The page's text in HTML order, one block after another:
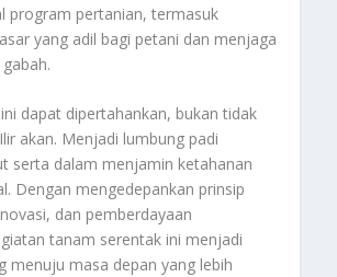
program pertanian, termasuk
yang adil bagi petani dan menjaga
dapat dipertahankan, bukan tidak
akan. Menjadi lumbung padi
serta dalam menjamin ketahanan
Dengan mengedepankan prinsip
dan pemberdayaan
tanam serentak ini menjadi
menuju masa depan yang lebih